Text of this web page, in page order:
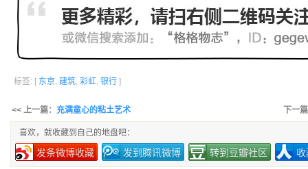
标签: [ 东京, 建筑, 彩虹, 银行 ]
<< 上一篇： 充满童心的粘土艺术 下一
喜欢，就收藏到自己的地盘吧：
发条微博收藏 发到腾讯微博 转到豆瓣社区